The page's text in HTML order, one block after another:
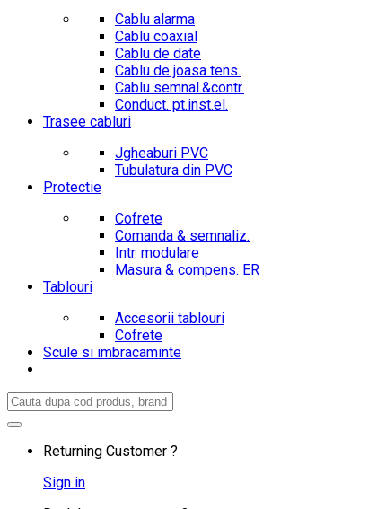
Cablu alarma
Cablu coaxial
Cablu de date
Cablu de joasa tens.
Cablu semnal.&contr.
Conduct. pt.inst.el.
Trasee cabluri
Jgheaburi PVC
Tubulatura din PVC
Protectie
Cofrete
Comanda & semnaliz.
Intr. modulare
Masura & compens. ER
Tablouri
Accesorii tablouri
Cofrete
Scule si imbracaminte
Search
for:
Returning Customer ?
Sign in